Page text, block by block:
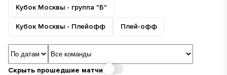
Кубок Москвы - группа "Б"
Кубок Москвы - Плейофф Плей-офф
СортировкаКоманда
Скрыть прошедшие матчи